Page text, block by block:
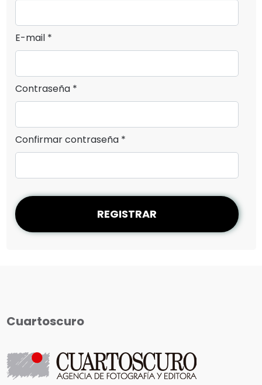
E-mail *
Contraseña *
Confirmar contraseña *
REGISTRAR
Cuartoscuro